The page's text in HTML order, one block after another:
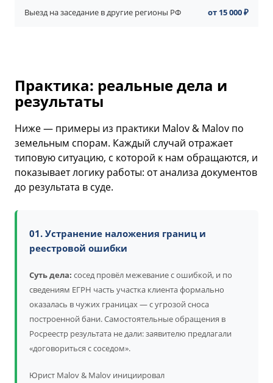
Выезд на заседание в другие регионы РФ от 15 000 ₽
Практика: реальные дела и
результаты
Ниже — примеры из практики Malov & Malov по
земельным спорам. Каждый случай отражает
типовую ситуацию, с которой к нам обращаются, и
показывает логику работы: от анализа документов
до результата в суде.
01. Устранение наложения границ и
реестровой ошибки
Суть дела: сосед провёл межевание с ошибкой, и по
сведениям ЕГРН часть участка клиента формально
оказалась в чужих границах — с угрозой сноса
построенной бани. Самостоятельные обращения в
Росреестр результата не дали: заявителю предлагали
«договориться с соседом».
Юрист Malov & Malov инициировал